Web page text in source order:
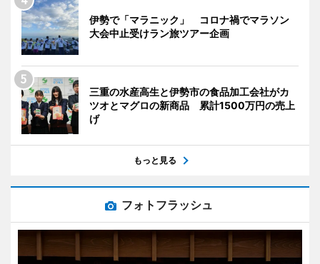
伊勢で「マラニック」 コロナ禍でマラソン
大会中止受けラン旅ツアー企画
三重の水産高生と伊勢市の食品加工会社がカ
ツオとマグロの新商品 累計1500万円の売上
げ
もっと見る
フォトフラッシュ